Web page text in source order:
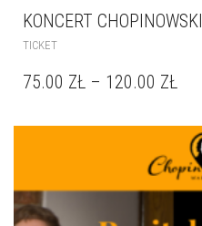
KONCERT CHOPINOWSKI
TICKET
75.00 ZŁ – 120.00 ZŁ